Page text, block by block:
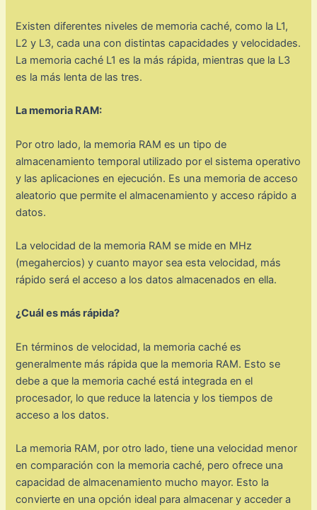
Existen diferentes niveles de memoria caché, como la L1,
L2 y L3, cada una con distintas capacidades y velocidades.
La memoria caché L1 es la más rápida, mientras que la L3
es la más lenta de las tres.
La memoria RAM:
Por otro lado, la memoria RAM es un tipo de
almacenamiento temporal utilizado por el sistema operativo
y las aplicaciones en ejecución. Es una memoria de acceso
aleatorio que permite el almacenamiento y acceso rápido a
datos.
La velocidad de la memoria RAM se mide en MHz
(megahercios) y cuanto mayor sea esta velocidad, más
rápido será el acceso a los datos almacenados en ella.
¿Cuál es más rápida?
En términos de velocidad, la memoria caché es
generalmente más rápida que la memoria RAM. Esto se
debe a que la memoria caché está integrada en el
procesador, lo que reduce la latencia y los tiempos de
acceso a los datos.
La memoria RAM, por otro lado, tiene una velocidad menor
en comparación con la memoria caché, pero ofrece una
capacidad de almacenamiento mucho mayor. Esto la
convierte en una opción ideal para almacenar y acceder a